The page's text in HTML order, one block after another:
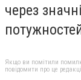
через
Якщо ви помітили
повідомити про це